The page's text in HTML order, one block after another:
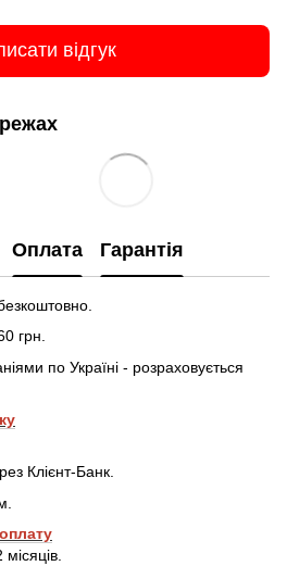
відгук
Оплата Гарантія
грн.
по Україні - розраховується
Клієнт-Банк.